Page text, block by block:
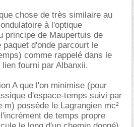
chose de très similaire au
à l'optique
principe de Maupertuis de
d'onde parcourt le
comme rappelé dans le
fourni par Albanxii.
A que l'on minimise (pour
d'espace-temps suivi par
m) possède le Lagrangien mc²
de temps propre